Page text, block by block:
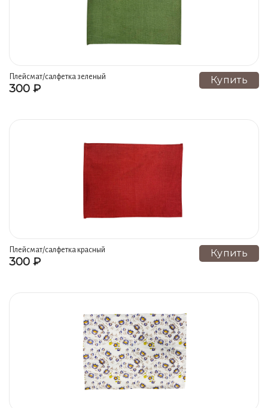
Плейсмат/салфетка зеленый
гжель ручная роспись
300 ₽
Купить
Плейсмат/салфетка красный
гжель ручная роспись
300 ₽
Купить